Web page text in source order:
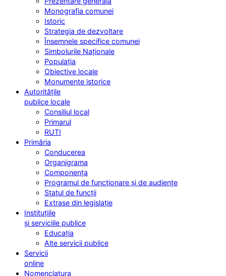
Monografia comunei
Istoric
Strategia de dezvoltare
Însemnele specifice comunei
Simbolurile Naționale
Populația
Obiective locale
Monumente istorice
Autoritățile
publice locale
Consiliul local
Primarul
RUTI
Primăria
Conducerea
Organigrama
Componența
Programul de funcționare și de audiențe
Statul de funcții
Extrase din legislație
Instituțiile
și serviciile publice
Educația
Alte servicii publice
Servicii
online
Nomenclatura